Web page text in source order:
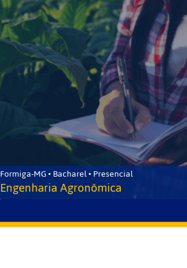
Formiga-MG • Bacharel • Presencial
Engenharia Agronômica